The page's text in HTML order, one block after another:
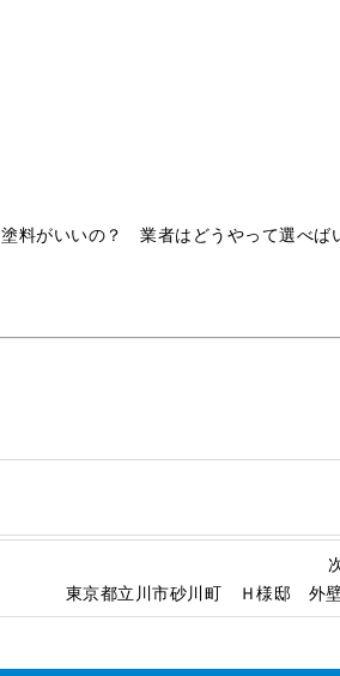
料がいいの？ 業者はどうやって選べば
東京都立川市砂川町 Ｈ様邸 外